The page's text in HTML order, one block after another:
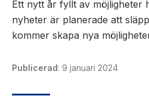
produkter
leverantörer
Ett nytt år fyllt av möjligheter
nyheter är planerade att
kommer skapa nya
Publicerad: 9 januari 2024